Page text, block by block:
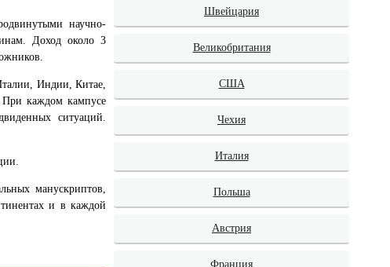
научно-
Доход около 3
Индии, Китае,
При каждом кампусе
ситуаций.
манускриптов,
и в каждой
Швейцария
Великобритания
США
Чехия
Италия
Польша
Австрия
Франция